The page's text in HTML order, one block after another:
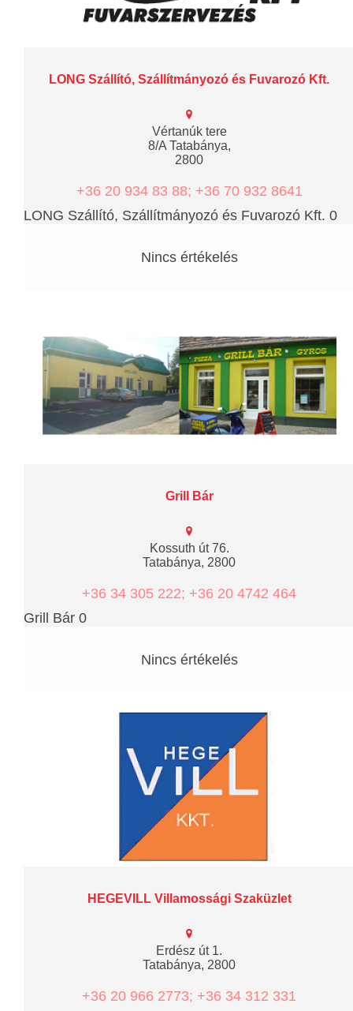
LONG Szállító, Szállítmányozó és Fuvarozó Kft.
Vértanúk tere
8/A Tatabánya,
2800
+36 20 934 83 88; +36 70 932 8641
LONG Szállító, Szállítmányozó és Fuvarozó Kft. 0
Nincs értékelés
Grill Bár
Kossuth út 76.
Tatabánya, 2800
+36 34 305 222; +36 20 4742 464
Grill Bár 0
Nincs értékelés
HEGEVILL Villamossági Szaküzlet
Erdész út 1.
Tatabánya, 2800
+36 20 966 2773; +36 34 312 331